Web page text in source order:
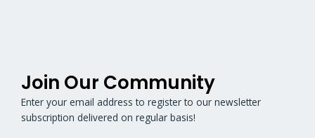
Join Our Community
Enter your email address to register to our newsletter
subscription delivered on regular basis!